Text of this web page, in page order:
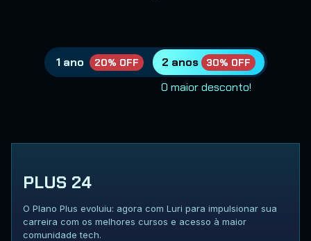
1 ano 20% OFF 2 anos 30% OFF
O maior desconto!
PLUS 24
O Plano Plus evoluiu: agora com Luri para impulsionar sua
carreira com os melhores cursos e acesso à maior
comunidade tech.